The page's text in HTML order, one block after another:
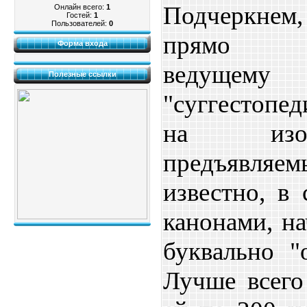
Онлайн всего: 1
Гостей: 1
Пользователей: 0
Форма входа
Полезные ссылки
прямо
на
известно, в
канонами,
буквально
Лучше